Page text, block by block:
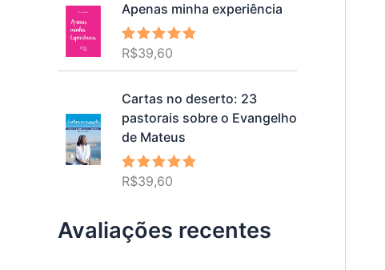
Apenas minha experiência
Avaliação
R$39,60
Cartas no deserto: 23
pastorais sobre o Evangelho
de Mateus
Avaliação
R$39,60
Avaliações recentes